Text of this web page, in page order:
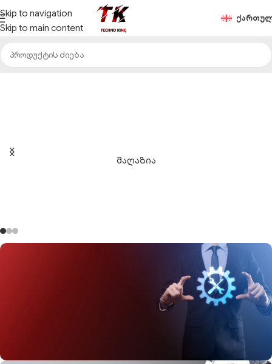
Skip to navigation
Skip to main content
ტექნიკა, რომელიც საქმეს ამარტივებს
მაღაზია